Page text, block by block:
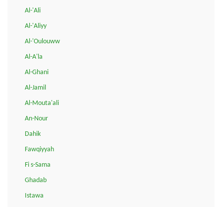
Al-'Ali
Al-'Aliyy
Al-'Oulouww
Al-A'la
Al-Ghani
Al-Jamil
Al-Mouta'ali
An-Nour
Dahik
Fawqiyyah
Fi s-Sama
Ghadab
Istawa